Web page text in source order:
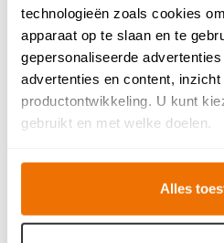
technologieën zoals cookies
apparaat op te slaan en te
gepersonaliseerde
advertenties en content, inzicht
productontwikkeling. U kunt
gebruikt en met welke doelen.
Als u het toestaat, willen we
Informatie verzamelen
die tot een paar meter
Alles
Ervaar nu zelf deze
TIP: Gebruik ook eens je
om het
BEKIJK ENKELE